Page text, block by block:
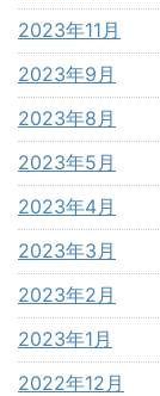
2023年11月
2023年9月
2023年8月
2023年5月
2023年4月
2023年3月
2023年2月
2023年1月
2022年12月